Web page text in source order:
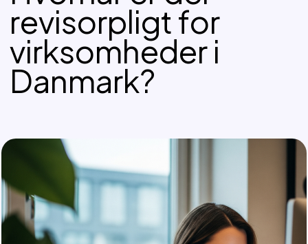
revisorpligt for
virksomheder i
Danmark?